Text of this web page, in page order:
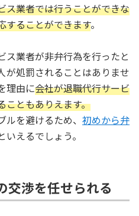
ス業者では行うことができな
することができます。
ス業者が非弁行為を行ったと
が処罰されることはありませ
理由に会社が退職代行サービ
こともありえます。
を避けるため、 初めから弁
いえるでしょう。
交渉を任せられる